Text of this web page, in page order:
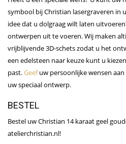
symbool bij Christian lasergraveren in
idee dat u dolgraag wilt laten
ontwerpen uit te voeren. Wij maken
vrijblijvende 3D-schets zodat u het
een edelsteen naar keuze kunt u
past.Geefuw persoonlijke wensen
uw speciaal ontwerp.
BESTEL
Bestel uw Christian 14 karaat geel
atelierchristian.nl!